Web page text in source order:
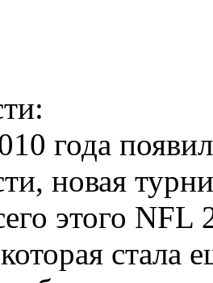
года
новая
этого NFL
стала